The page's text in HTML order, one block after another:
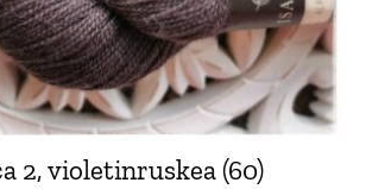
2, violetinruskea (60)